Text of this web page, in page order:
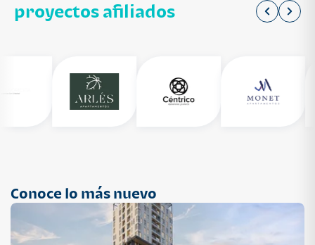
proyectos afiliados
Conoce lo más nuevo